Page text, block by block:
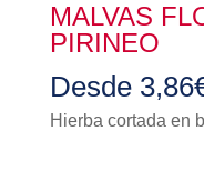
MALVAS
PIRINEO
Desde 3,86
Hierba cortada en